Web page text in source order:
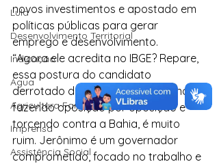
Lula
Desenvolvimento Territorial
Indicação
Água
Agricultura Familiar
Imprensa
Assistência Social
novos investimentos e apostado em
políticas públicas para gerar
emprego e desenvolvimento.
“Agora ele acredita no IBGE? Repare,
essa postura do candidato
derrotado de se manter no palanque,
fazendo oposição por oposição e
torcendo contra a Bahia, é muito
ruim. Jerônimo é um governador
comprometido, focado no trabalho e